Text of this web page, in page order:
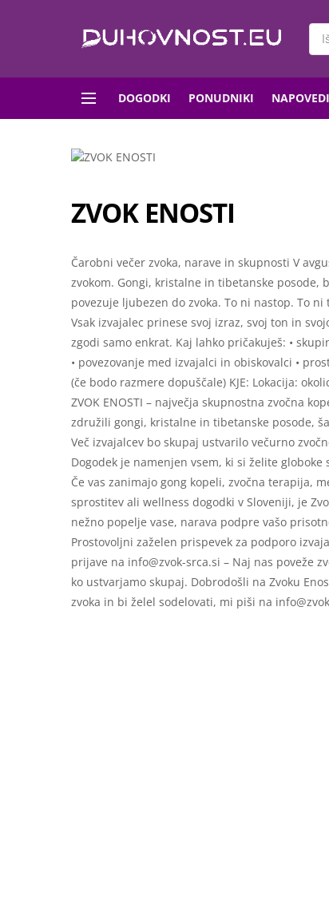
DOGODKI PONUDNIKI NAPOVEDI
ZVOK ENOSTI
Čarobni večer zvoka, narave in skupnosti V
zvokom. Gongi, kristalne in tibetanske
povezuje ljubezen do zvoka. To ni nastop. To
Vsak izvajalec prinese svoj izraz, svoj ton in
zgodi samo enkrat. Kaj lahko pričakuješ: •
• povezovanje med izvajalci in obiskovalci •
(če bodo razmere dopuščale) KJE: Lokacija:
ZVOK ENOSTI – največja skupnostna zvočna
združili gongi, kristalne in tibetanske posode,
Več izvajalcev bo skupaj ustvarilo večurno
Dogodek je namenjen vsem, ki si želite
Če vas zanimajo gong kopeli, zvočna terapija,
sprostitev ali wellness dogodki v Sloveniji, je
nežno popelje vase, narava podpre vašo
Prostovoljni zaželen prispevek za podporo
prijave na info@zvok-srca.si – Naj nas poveže
ko ustvarjamo skupaj. Dobrodošli na Zvoku
zvoka in bi želel sodelovati, mi piši na